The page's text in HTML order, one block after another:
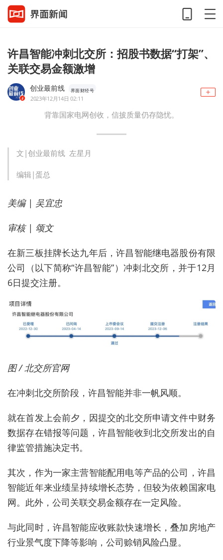
许昌智能冲刺北交所：招股书数据“打架”、
关联交易金额激增
创业最前线 界面财经号
2023年12月14日 02:11
背靠国家电网创收，信披质量仍存隐忧。
文|创业最前线 左星月
编辑|蛋总
美编 | 吴宜忠
审核 | 颂文
在新三板挂牌长达九年后，许昌智能继电器股份有限
公司（以下简称“许昌智能”）冲刺北交所，并于12月
6日提交注册。
图 / 北交所官网
在冲刺北交所阶段，许昌智能并非一帆风顺。
就在首发上会前夕，因提交的北交所申请文件中财务
数据存在错报等问题，许昌智能收到北交所发出的自
律监管措施决定书。
其次，作为一家主营智能配用电等产品的公司，许昌
智能近年来业绩呈持续增长态势，但较为依赖国家电
网。此外，公司关联交易金额存在一定风险。
与此同时，许昌智能应收账款快速增长，叠加房地产
行业景气度下降等影响，公司赊销风险凸显。